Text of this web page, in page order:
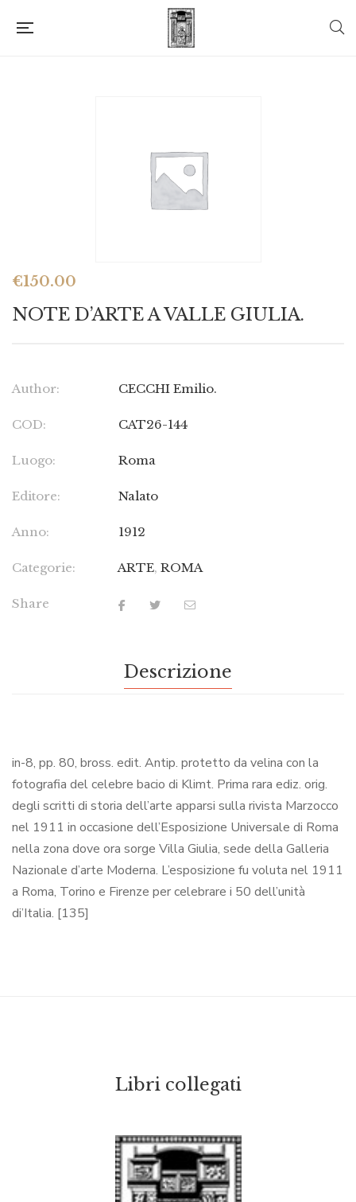
€150.00
NOTE D’ARTE A VALLE GIULIA.
Author: CECCHI Emilio.
COD: CAT26-144
Luogo: Roma
Editore: Nalato
Anno: 1912
Categorie: ARTE, ROMA
Share
Descrizione
in-8, pp. 80, bross. edit. Antip. protetto da velina con la
fotografia del celebre bacio di Klimt. Prima rara ediz. orig.
degli scritti di storia dell’arte apparsi sulla rivista Marzocco
nel 1911 in occasione dell’Esposizione Universale di Roma
nella zona dove ora sorge Villa Giulia, sede della Galleria
Nazionale d’arte Moderna. L’esposizione fu voluta nel 1911
a Roma, Torino e Firenze per celebrare i 50 dell’unità
di’Italia. [135]
Libri collegati